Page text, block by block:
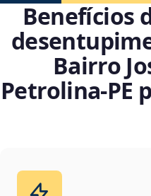
Benefícios
Bairro
Petrolina‑PE